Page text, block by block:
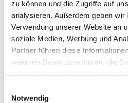
zu können und die Zugriffe auf
analysieren. Außerdem geben
Verwendung unserer Website an
soziale Medien, Werbung und
Partner führen diese
weiteren Daten zusammen, die
Notwendig
vorbereiten/
Für diesen Kurs benötigen Sie
Kabelkopfhörer. Im Idealfall bringen
die Sie verbessern wollen. Jede:r
Schnittprogramm (DAW)